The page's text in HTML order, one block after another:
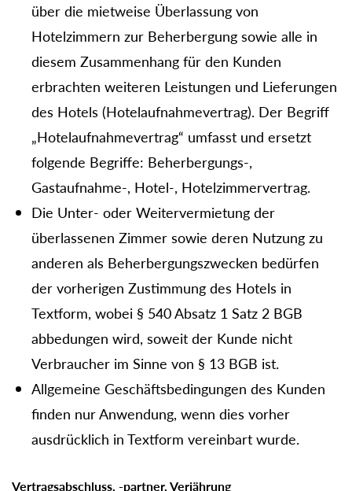
über die mietweise Überlassung von
Hotelzimmern zur Beherbergung sowie alle in
diesem Zusammenhang für den Kunden
erbrachten weiteren Leistungen und Lieferungen
des Hotels (Hotelaufnahmevertrag). Der Begriff
„Hotelaufnahmevertrag“ umfasst und ersetzt
folgende Begriffe: Beherbergungs-,
Gastaufnahme-, Hotel-, Hotelzimmervertrag.
Die Unter- oder Weitervermietung der
überlassenen Zimmer sowie deren Nutzung zu
anderen als Beherbergungszwecken bedürfen
der vorherigen Zustimmung des Hotels in
Textform, wobei § 540 Absatz 1 Satz 2 BGB
abbedungen wird, soweit der Kunde nicht
Verbraucher im Sinne von § 13 BGB ist.
Allgemeine Geschäftsbedingungen des Kunden
finden nur Anwendung, wenn dies vorher
ausdrücklich in Textform vereinbart wurde.
Vertragsabschluss, -partner, Verjährung